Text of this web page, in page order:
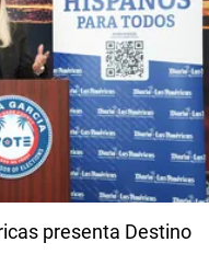
presenta Destino